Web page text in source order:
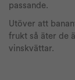
passande.
Utöver att
frukt så äter de
vinskvättar.